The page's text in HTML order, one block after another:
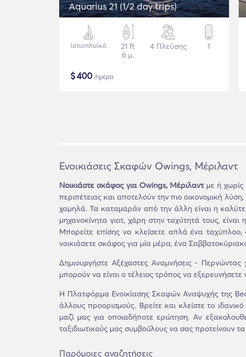
Aquarius 21 (1/2 day trips)
Ιστιοπλοϊκό
21 ft
6 μ.
4 Πλεύσης 1
$400 /ημέρα
Ενοικιάσεις Σκαφών Owings, Μέριλαντ
Νοικιάστε σκάφος για Owings, Μέριλαντμε ή χωρίς
περιπέτειας και αποτελούν την πιο οικονομική
χαμηλά. Τα καταμαράν από την άλλη είναι η
μηχανοκίνητα γιοτ, χάρη στην ταχύτητά τους,
Μπορείτε επίσης να κλείσετε απλά ένα
νοικιάσετε σκάφος για μία μέρα, ένα
Δημιουργήστε Αξέχαστες Αναμνήσεις -
μπορούν να είναι ο τέλειος τρόπος να
Η Πλατφόρμα Ενοικίασης Σκαφών Αναψυχής της
άλλους προορισμούς. Βρείτε και κλείστε το
μαζί μας για οποιαδήποτε ερώτηση. Αν
ταξιδιωτικούς μας συμβούλους να σας προτείνουν
Παρόμοιες αναζητήσεις